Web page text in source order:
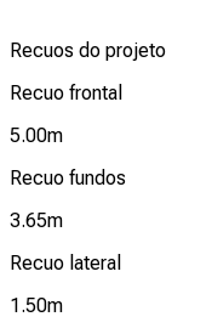
Recuos do projeto
Recuo frontal
5.00m
Recuo fundos
3.65m
Recuo lateral
1.50m